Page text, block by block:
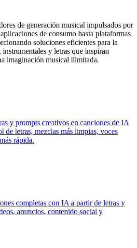
de generación musical impulsados por
de consumo hasta plataformas
soluciones eficientes para la
instrumentales y letras que inspiran
imaginación musical ilimitada.
y prompts creativos en canciones de IA
de letras, mezclas más limpias, voces
rápida.
completas con IA a partir de letras y
anuncios, contenido social y